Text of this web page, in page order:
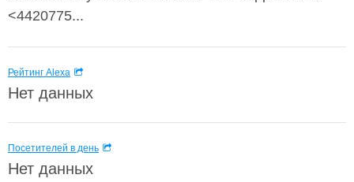
<4420775...
Рейтинг Alexa
Нет данных
Посетителей в день
Нет данных